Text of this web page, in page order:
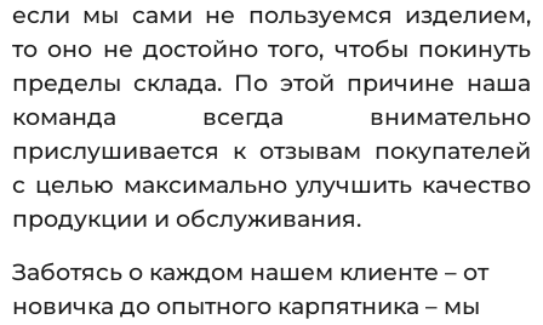
если мы сами не пользуемся изделием,
то оно не достойно того, чтобы покинуть
пределы склада. По этой причине наша
команда всегда внимательно
прислушивается к отзывам покупателей
с целью максимально улучшить качество
продукции и обслуживания.
Заботясь о каждом нашем клиенте – от
новичка до опытного карпятника – мы